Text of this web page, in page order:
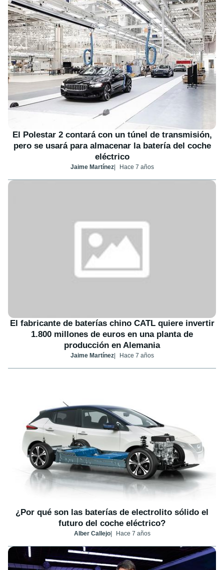
El Polestar 2 contará con un túnel de transmisión,
pero se usará para almacenar la batería del coche
eléctrico
Jaime Martínez Hace 7 años
El fabricante de baterías chino CATL quiere invertir
1.800 millones de euros en una planta de
producción en Alemania
Jaime Martínez Hace 7 años
¿Por qué son las baterías de electrolito sólido el
futuro del coche eléctrico?
Alber Callejo Hace 7 años